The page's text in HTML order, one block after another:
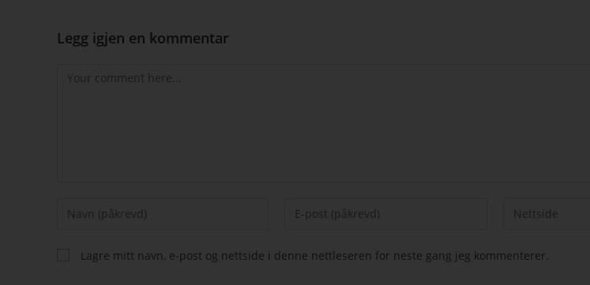
Legg igjen en kommentar
Lagre mitt navn, e-post og nettside i denne nettleseren for neste gang jeg kommenterer.